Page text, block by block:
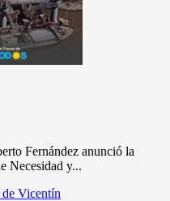
Fernández anunció la
Necesidad y...
Vicentín